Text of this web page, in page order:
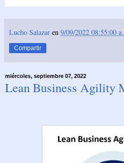
Lucho Salazar en 9/09/2022 08:55:00
Compartir
miércoles, septiembre 07, 2022
Lean Business Agility